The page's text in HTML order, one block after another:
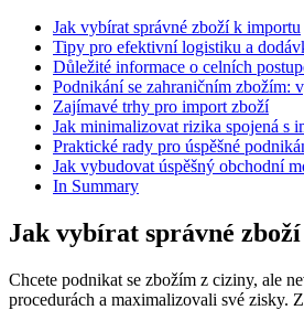
Jak vybírat správné zboží k importu
Tipy pro efektivní logistiku a
Důležité informace o celních
Podnikání se zahraničním zbožím:
Zajímavé trhy pro import zboží
Jak minimalizovat rizika spojená s
Praktické rady pro úspěšné
Jak vybudovat úspěšný obchodní
In Summary
Jak vybírat správné
Chcete podnikat se zbožím z ciziny, ale
procedurách a maximalizovali své zisky.